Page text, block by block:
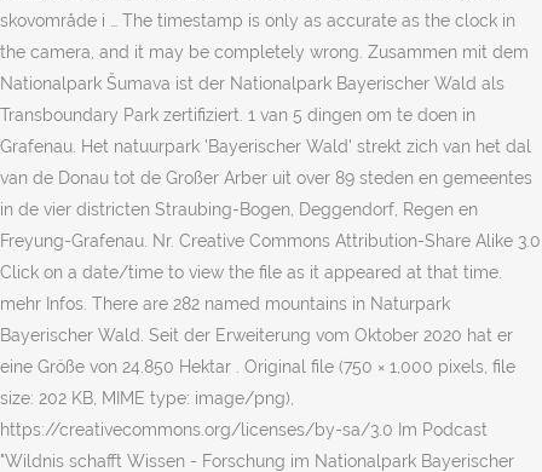
skovområde i … The timestamp is only as accurate as the clock in
the camera, and it may be completely wrong. Zusammen mit dem
Nationalpark Šumava ist der Nationalpark Bayerischer Wald als
Transboundary Park zertifiziert. 1 van 5 dingen om te doen in
Grafenau. Het natuurpark 'Bayerischer Wald' strekt zich van het dal
van de Donau tot de Großer Arber uit over 89 steden en gemeentes
in de vier districten Straubing-Bogen, Deggendorf, Regen en
Freyung-Grafenau. Nr. Creative Commons Attribution-Share Alike 3.0
Click on a date/time to view the file as it appeared at that time.
mehr Infos. There are 282 named mountains in Naturpark
Bayerischer Wald. Seit der Erweiterung vom Oktober 2020 hat er
eine Größe von 24.850 Hektar . Original file ‎(750 × 1,000 pixels, file
size: 202 KB, MIME type: image/png),
https://creativecommons.org/licenses/by-sa/3.0 Im Podcast
"Wildnis schafft Wissen - Forschung im Nationalpark Bayerischer